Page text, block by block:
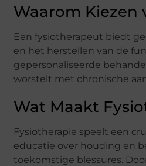
Waarom Kiezen
Een fysiotherapeut biedt
en het herstellen van de
gepersonaliseerde
worstelt met chronische
Wat Maakt
Fysiotherapie speelt een
educatie over houding en
toekomstige blessures.